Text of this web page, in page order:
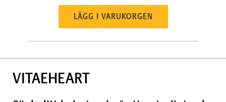
LÄGG I VARUKORGEN
VITAEHEART